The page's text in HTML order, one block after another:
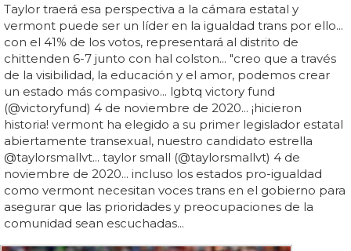
Taylor traerá esa perspectiva a la cámara estatal y
vermont puede ser un líder en la igualdad trans por ello...
con el 41% de los votos, representará al distrito de
chittenden 6-7 junto con hal colston... "creo que a través
de la visibilidad, la educación y el amor, podemos crear
un estado más compasivo... lgbtq victory fund
(@victoryfund) 4 de noviembre de 2020... ¡hicieron
historia! vermont ha elegido a su primer legislador estatal
abiertamente transexual, nuestro candidato estrella
@taylorsmallvt... taylor small (@taylorsmallvt) 4 de
noviembre de 2020... incluso los estados pro-igualdad
como vermont necesitan voces trans en el gobierno para
asegurar que las prioridades y preocupaciones de la
comunidad sean escuchadas...